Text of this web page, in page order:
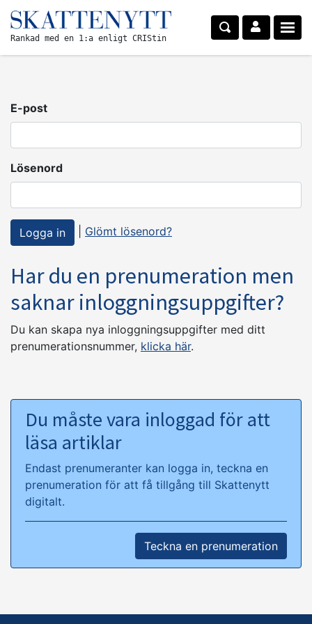
Rankad med en 1:a enligt CRIStin
E-post
Lösenord
Glömt lösenord?
Har du en prenumeration men
saknar inloggningsuppgifter?
Du kan skapa nya inloggningsuppgifter med ditt
prenumerationsnummer, klicka här.
Du måste vara inloggad för att
läsa artiklar
Endast prenumeranter kan logga in, teckna en
prenumeration för att få tillgång till Skattenytt
digitalt.
Teckna en prenumeration